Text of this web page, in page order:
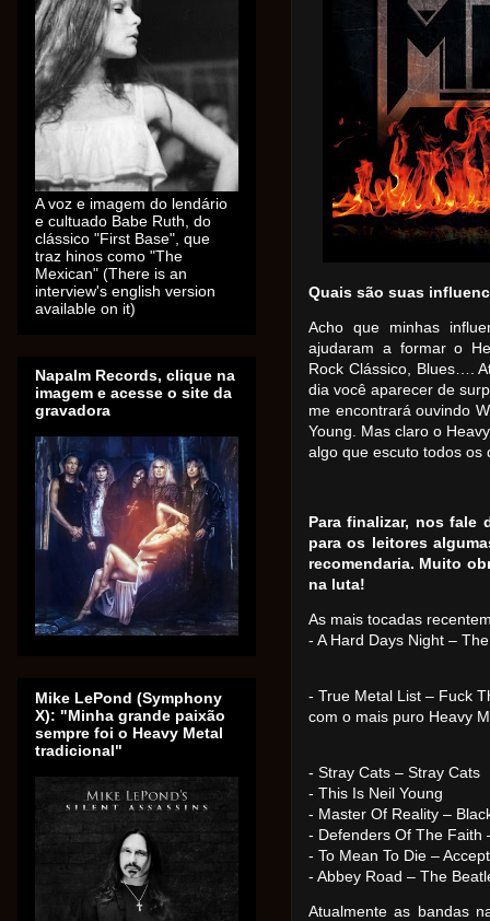
Quais são suas
Acho que minhas
ajudaram a formar o
Rock Clássico, Blues….
dia você aparecer de
me encontrará ouvindo
Young. Mas claro o
algo que escuto todos os
Para finalizar, nos fale
para os leitores
recomendaria. Muito
na luta!
As mais tocadas
- A Hard Days Night –
- True Metal List – Fuck
com o mais puro Heavy
- Stray Cats – Stray Cats
- This Is Neil Young
- Master Of Reality –
- Defenders Of The Faith
- To Mean To Die – Accept
- Abbey Road – The
Atualmente as bandas
A voz e imagem do lendário
e cultuado Babe Ruth, do
clássico "First Base", que
traz hinos como "The
Mexican" (There is an
interview's english version
available on it)
Napalm Records, clique na
imagem e acesse o site da
gravadora
Mike LePond (Symphony
X): "Minha grande paixão
sempre foi o Heavy Metal
tradicional"